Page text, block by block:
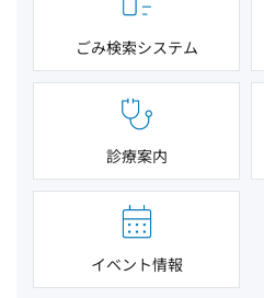
ごみ検索システム
診療案内
イベント情報